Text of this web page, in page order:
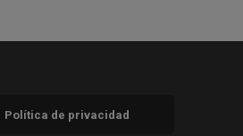
Política de privacidad